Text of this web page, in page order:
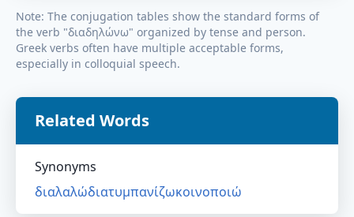
Note: The conjugation tables show the standard forms of
the verb "διαδηλώνω" organized by tense and person.
Greek verbs often have multiple acceptable forms,
especially in colloquial speech.
Related Words
Synonyms
διαλαλώδιατυμπανίζωκοινοποιώ